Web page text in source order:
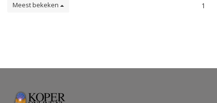
Meest bekeken 1